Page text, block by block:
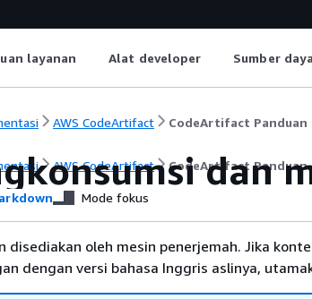
layanan Alat developer Sumber
AWS CodeArtifact CodeArtifact Panduan
AWS CodeArtifact CodeArtifact Panduan
dan
Mode fokus
disediakan oleh mesin penerjemah. Jika
dengan versi bahasa Inggris aslinya,